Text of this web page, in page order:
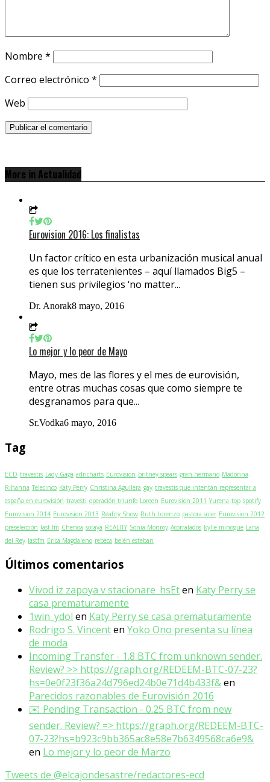
Nombre *
Correo electrónico *
Web
More in Actualidad
Eurovision 2016: Los finalistas
Un factor crítico en esta urbanización musical anual
es que los terratenientes – aquí llamados Big5 –
tienen sus privilegios ‘no matter...
Dr. Anorak8 mayo, 2016
Lo mejor y lo peor de Mayo
Mayo, mes de las flores y el mes de eurovisión,
entre otras muchas cosas que como siempre te
desgranamos para que...
Sr.Vodka6 mayo, 2016
Tag
ECD travestis Lady Gaga adricharts Eurovision britney spears gran hermano Madonna
Rihanna Telecinco Katy Perry Christina Aguilera gay travestis que intentan representar a
españa en eurovisión travesti operación triunfo Loreen Eurovision 2011 Yurena top spotify
Eurovision 2014 Eurovision 2013 Reality Show Ruth Lorenzo pastora soler Eurovision 2012
preselección last fm Chenoa soraya REALITY Sonia Monroy Acorralados kylie minogue Lana
del Rey lastfm Erica Magdaleno rebeca belén esteban
Últimos comentarios
Vivod iz zapoya v stacionare_hsEten Katy Perry se
casa prematuramente
1win_ydol en Katy Perry se casa prematuramente
Rodrigo S. Vincenten Yoko Ono presenta su línea
de moda
Incoming Transfer - 1.8 BTC from unknown sender.
Review? >> https://graph.org/REDEEM-BTC-07-23?
hs=0e0f23f36a24d796ed24b0e71d4b433f&en
Parecidos razonables de Eurovisión 2016
✉️ Pending Transaction - 0.25 BTC from new
sender. Review? => https://graph.org/REDEEM-BTC-
07-23?hs=b923c9bb365ac8e58e7b6349568ca6e9&
en Lo mejor y lo peor de Marzo
Tweets de @elcajondesastre/redactores-ecd